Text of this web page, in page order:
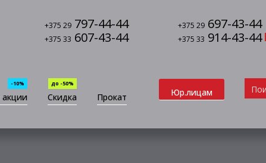
+375 29 797-44-44 +375 29 697-43-44
+375 33 607-43-44 +375 33 914-43-44
-10%
Скидка
до -50%
Прокат Юр.лицам